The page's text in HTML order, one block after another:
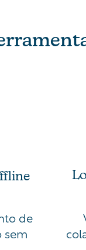
de
sem